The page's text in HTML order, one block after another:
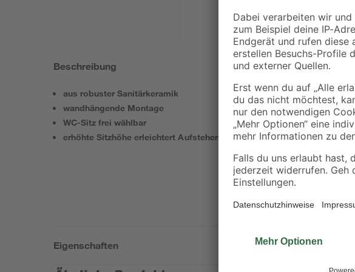
Beschreibung
aus robuster Sanitärkeramik
wandhängende Montage
WC-Sitz frei wählbar
erhöhte Sitzhöhe erleichtert Aufstehen und Hinsetzen
Eigenschaften